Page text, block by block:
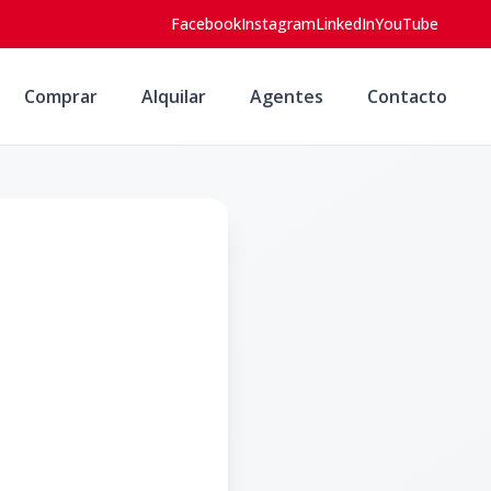
FacebookInstagramLinkedInYouTube
Comprar Alquilar Agentes Contacto